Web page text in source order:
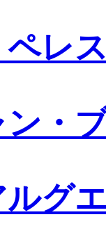
ペレ
ン・
グ